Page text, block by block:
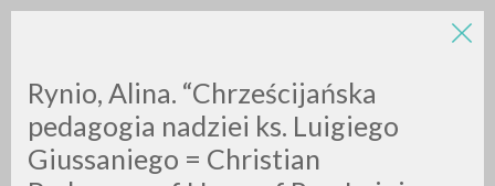
Rynio, Alina. “Chrześcijańska
pedagogia nadziei ks. Luigiego
Giussaniego = ChristianLUIGI